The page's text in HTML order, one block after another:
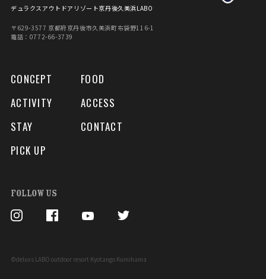
デュラクスアウトドアリゾート京丹後久美浜LABO
〒629-3577 京都府京丹後市久美浜町布袋野116-1
電話：0772-66-3739
CONCEPT
ACTIVITY
STAY
PICK UP
FOOD
ACCESS
CONTACT
FOLLOW US
©deluxs LABO outdoor resort Kyotango Kumihama